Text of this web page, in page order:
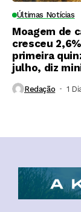
Últimas Notícias
Moagem de
cresceu
primeira
julho, diz
Redação 1